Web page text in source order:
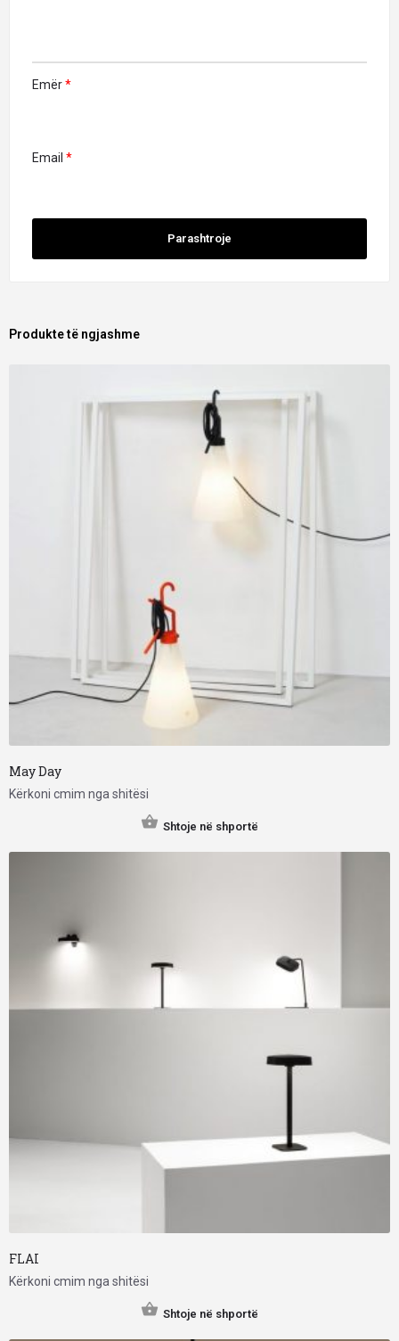
Emër*
Email *
Produkte të ngjashme
May Day
Kërkoni cmim nga shitësi
Shtoje në shportë
FLAI
Kërkoni cmim nga shitësi
Shtoje në shportë